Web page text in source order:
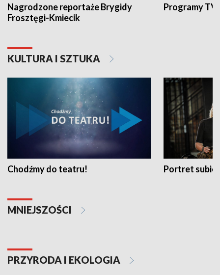
Nagrodzone reportaże Brygidy
Frosztęgi-Kmiecik
Programy
KULTURA I SZTUKA
Chodźmy do teatru! Portret
MNIEJSZOŚCI
PRZYRODA I EKOLOGIA